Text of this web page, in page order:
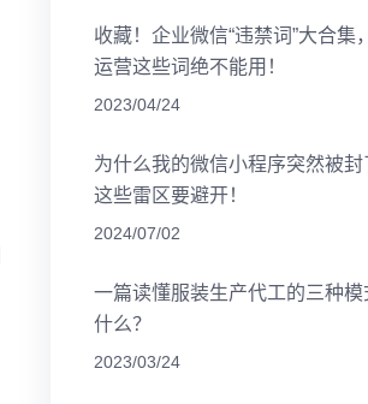
收藏！企业微信“违禁词”大合集
运营这些词绝不能用！
2023/04/24
为什么我的微信小程序突然被封
这些雷区要避开！
2024/07/02
一篇读懂服装生产代工的三种模
什么？
2023/03/24